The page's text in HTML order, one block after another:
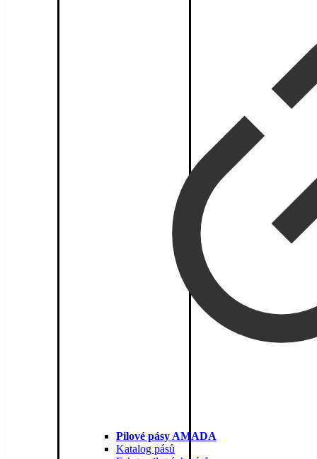
Pilové pásy AMADA
Katalog pásů